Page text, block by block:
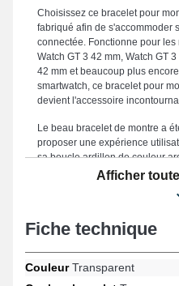
Choisissez ce bracelet pour
fabriqué afin de s'accommoder
connectée. Fonctionne pour
Watch GT 3 42 mm, Watch GT
42 mm et beaucoup plus
smartwatch, ce bracelet pour
devient l'accessoire
Le beau bracelet de montre a
proposer une expérience
sa boucle ardillon de couleur
bracelet de montre 20mm est
ergonomique, en faisant de lui
montre fait office d'un choix
reflète un style tendance qui
Afficher
Fiche technique
CouleurTransparent